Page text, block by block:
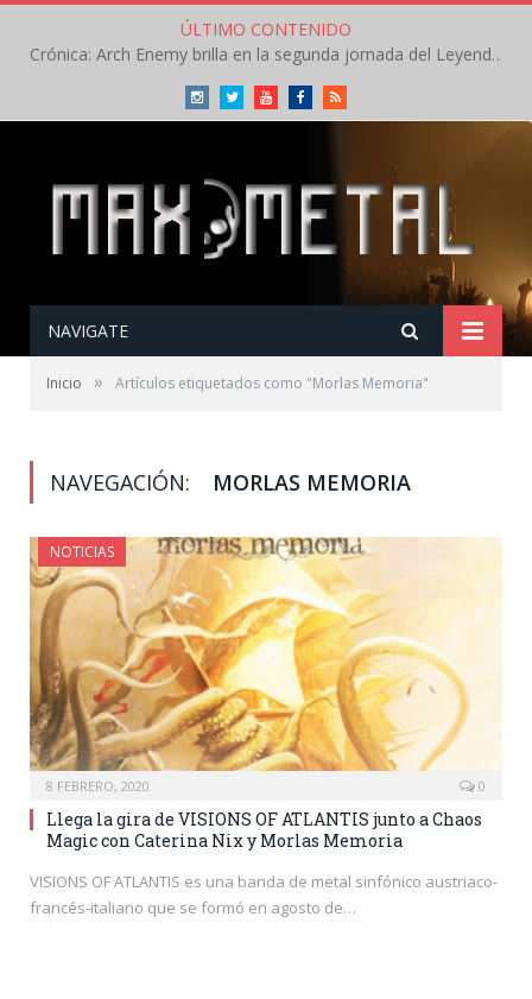
ÚLTIMO CONTENIDO
Crónica: Arch Enemy brilla en la segunda jornada del Leyendas del Rock – Jueves – Agosto 2026
InstagramTwitterYoutubeFacebookRSS
NAVIGATE
Inicio » Artículos etiquetados como "Morlas Memoria"
NAVEGACIÓN: MORLAS MEMORIA
NOTICIAS
8 FEBRERO, 2020 0
Llega la gira de VISIONS OF ATLANTIS junto a Chaos
Magic con Caterina Nix y Morlas Memoria
VISIONS OF ATLANTIS es una banda de metal sinfónico austriaco-
francés-italiano que se formó en agosto de…